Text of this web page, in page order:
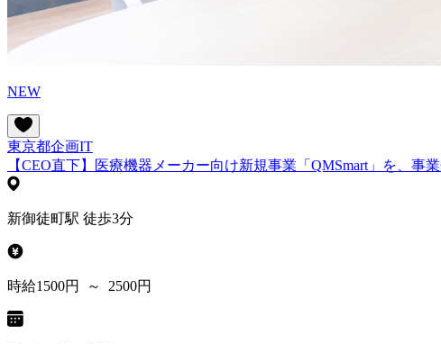
NEW
東京都企画IT
【CEO直下】医療機器メーカー向け新規事業「QMSmart」を、事
新御徒町駅 徒歩3分
時給1500円 ～ 2500円